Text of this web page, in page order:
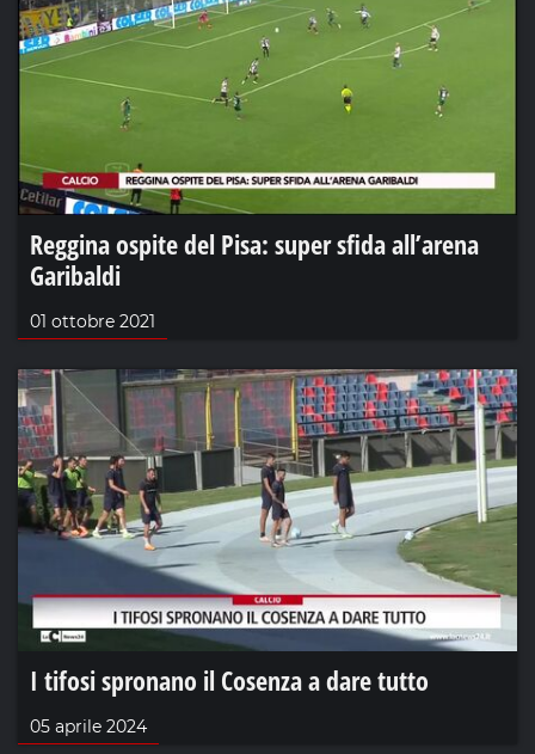
Reggina ospite del Pisa: super sfida all’arena
Garibaldi
01 ottobre 2021
I tifosi spronano il Cosenza a dare tutto
05 aprile 2024